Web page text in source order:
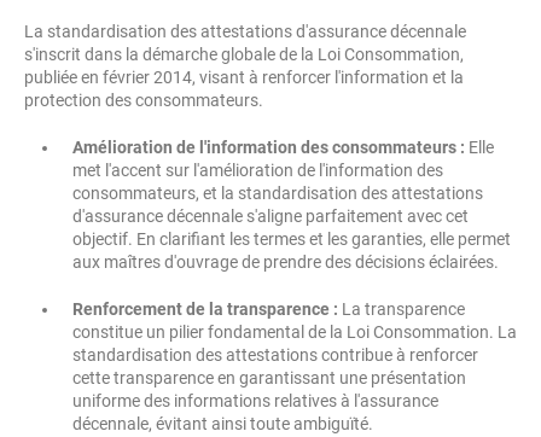
La standardisation des attestations d'assurance décennale
s'inscrit dans la démarche globale de la Loi Consommation,
publiée en février 2014, visant à renforcer l'information et la
protection des consommateurs.
Amélioration de l'information des consommateurs : Elle
met l'accent sur l'amélioration de l'information des
consommateurs, et la standardisation des attestations
d'assurance décennale s'aligne parfaitement avec cet
objectif. En clarifiant les termes et les garanties, elle permet
aux maîtres d'ouvrage de prendre des décisions éclairées.
Renforcement de la transparence : La transparence
constitue un pilier fondamental de la Loi Consommation. La
standardisation des attestations contribue à renforcer
cette transparence en garantissant une présentation
uniforme des informations relatives à l'assurance
décennale, évitant ainsi toute ambiguïté.